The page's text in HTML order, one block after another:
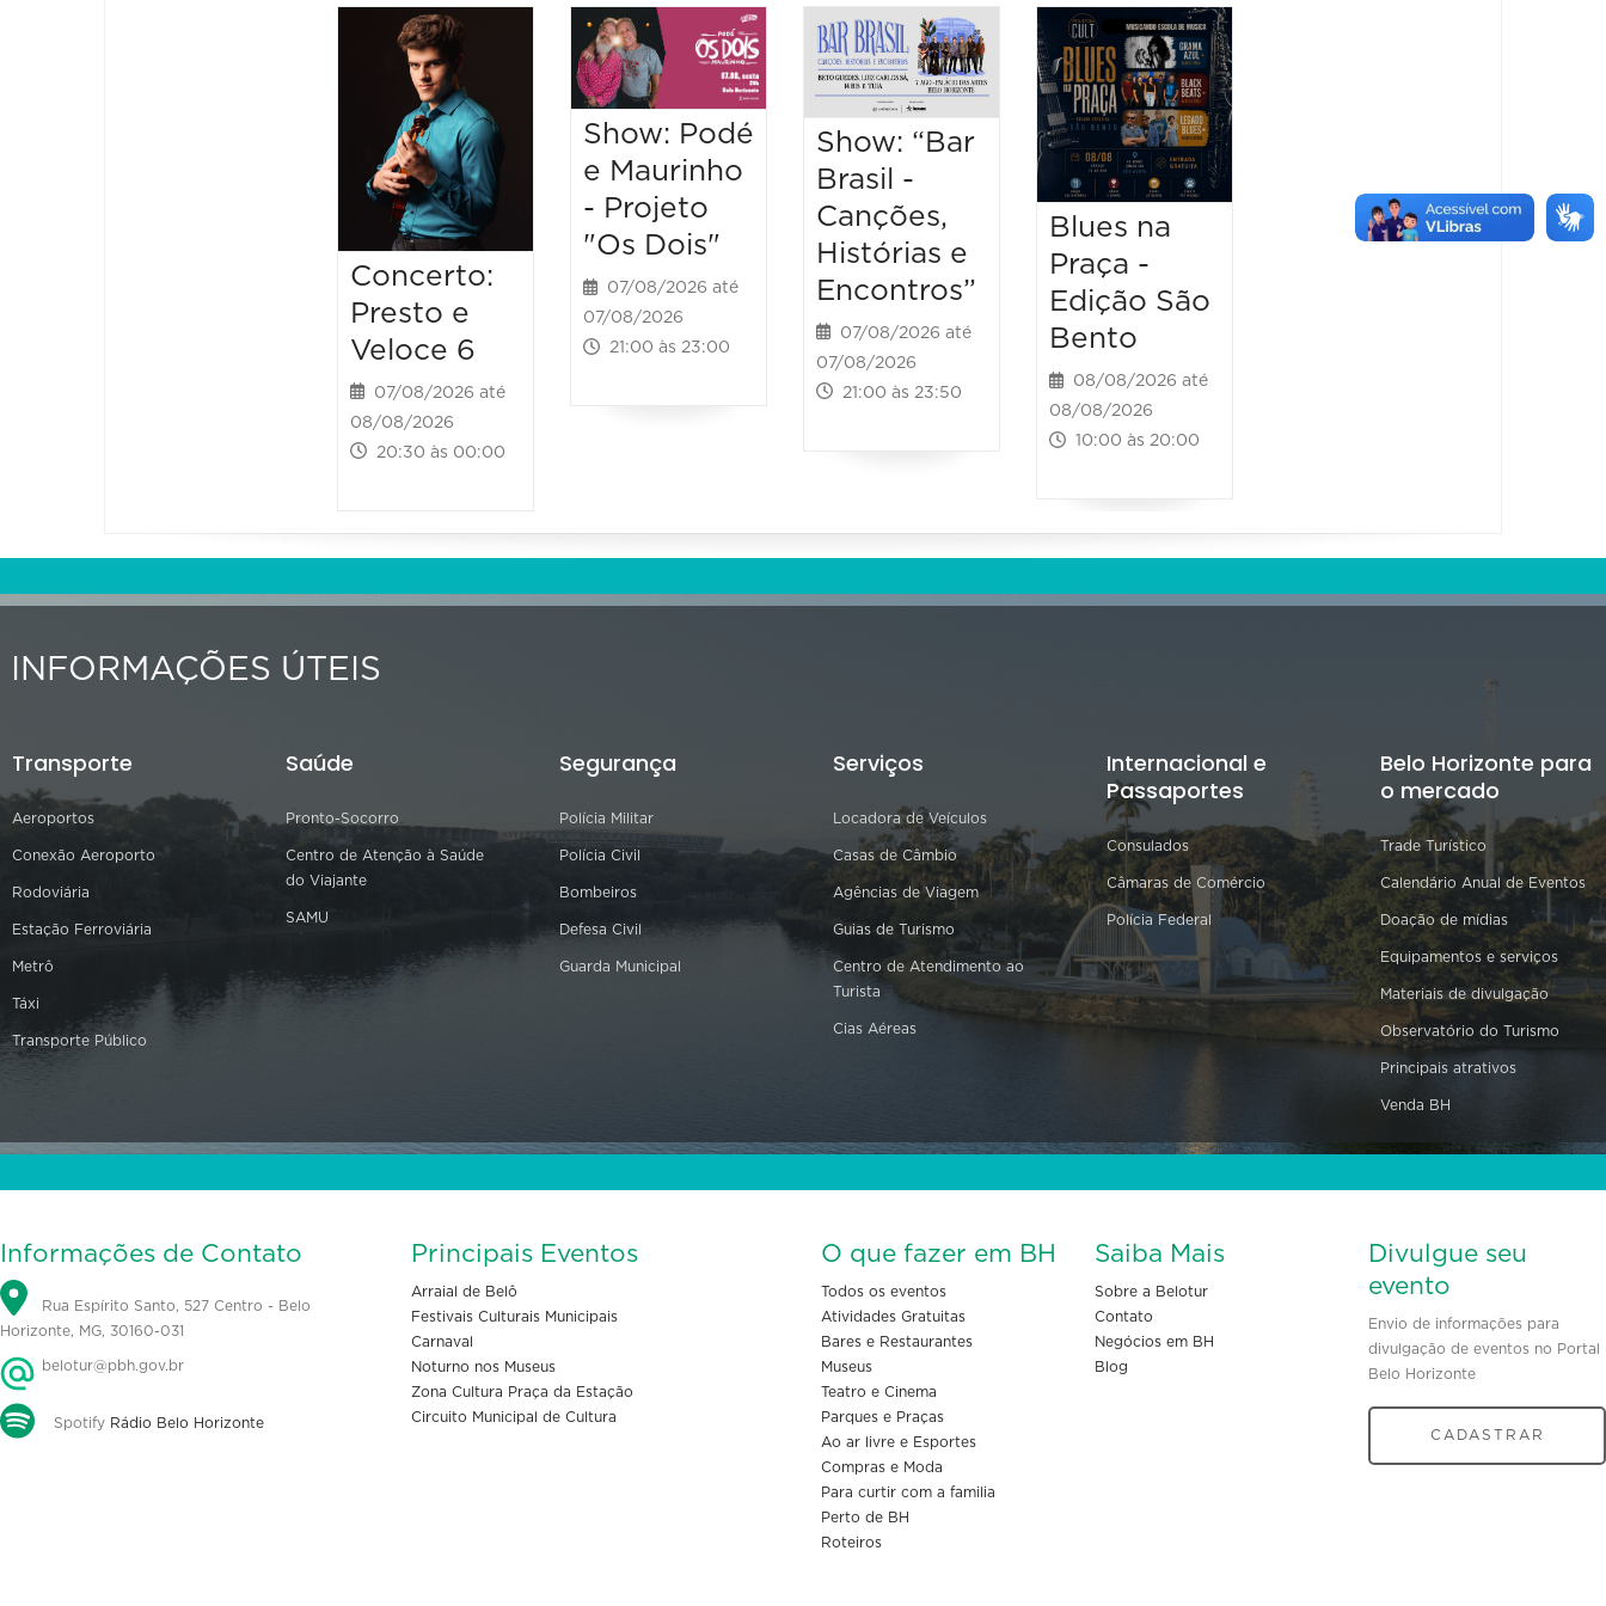
Concerto:
Presto e
Veloce 6
07/08/2026 até
08/08/2026
20:30 às 00:00
Show: Podé
e Maurinho
- Projeto
"Os Dois"
07/08/2026 até
07/08/2026
21:00 às 23:00
Show: “Bar
Brasil -
Canções,
Histórias e
Encontros”
07/08/2026 até
07/08/2026
21:00 às 23:50
Blues na
Praça -
Edição São
Bento
08/08/2026 até
08/08/2026
10:00 às 20:00
Brass Band
13:00
INFORMAÇÕES ÚTEIS
Transporte
Aeroportos
Conexão Aeroporto
Rodoviária
Estação Ferroviária
Metrô
Táxi
Transporte Público
Saúde
Pronto-Socorro
Centro de Atenção à Saúde
do Viajante
SAMU
Segurança
Polícia Militar
Polícia Civil
Bombeiros
Defesa Civil
Guarda Municipal
Serviços
Locadora de Veículos
Casas de Câmbio
Agências de Viagem
Guias de Turismo
Centro de Atendimento ao
Turista
Cias Aéreas
Internacional e
Passaportes
Consulados
Câmaras de Comércio
Polícia Federal
Belo Horizonte para
o mercado
Trade Turístico
Calendário Anual de Eventos
Doação de mídias
Equipamentos e serviços
Materiais de divulgação
Observatório do Turismo
Principais atrativos
Venda BH
Informações de Contato
Rua Espírito Santo, 527 Centro - Belo
Horizonte, MG, 30160-031
belotur@pbh.gov.br
Spotify Rádio Belo Horizonte
Principais Eventos
Arraial de Belô
Festivais Culturais Municipais
Carnaval
Noturno nos Museus
Zona Cultura Praça da Estação
Circuito Municipal de Cultura
O que fazer em BH
Todos os eventos
Atividades Gratuitas
Bares e Restaurantes
Museus
Teatro e Cinema
Parques e Praças
Ao ar livre e Esportes
Compras e Moda
Para curtir com a familia
Perto de BH
Roteiros
Saiba Mais
Sobre a Belotur
Contato
Negócios em BH
Blog
Divulgue seu
evento
Envio de informações para
divulgação de eventos no Portal
Belo Horizonte
CADASTRAR